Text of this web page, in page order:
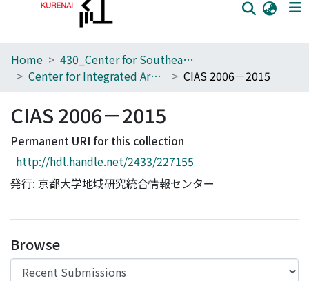
Home
Browse
Download Ranking
Access Statistics
Home
430_Center for Southeast Asian Studies
Center for Integrated Area Studies
CIAS 2006－2015
CIAS 2006－2015
Permanent URI for this collection
http://hdl.handle.net/2433/227155
発行: 京都大学地域研究統合情報センター
Browse